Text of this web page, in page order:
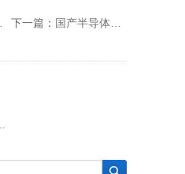
下一篇： 国产半导体设备实现局部突破的领头羊都有谁?